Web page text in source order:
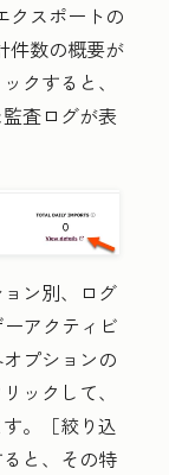
クスポートの
件数の概要が
クすると、
査ログが表
ン別、ログ
アクティビ
プションの
ックして、
。［絞り込
と、その特